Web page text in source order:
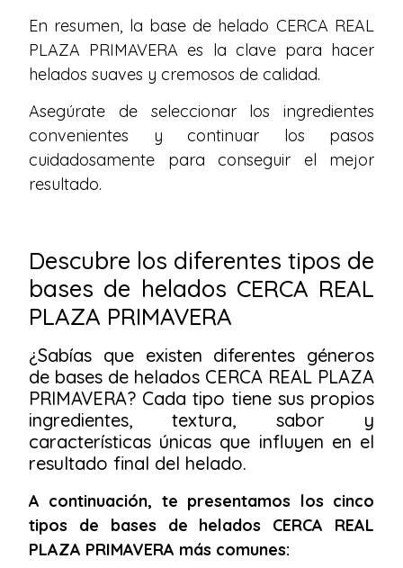
En resumen, la base de helado CERCA REAL
PLAZA PRIMAVERA es la clave para hacer
helados suaves y cremosos de calidad.
Asegúrate de seleccionar los ingredientes
convenientes y continuar los pasos
cuidadosamente para conseguir el mejor
resultado.
Descubre los diferentes tipos de
bases de helados CERCA REAL
PLAZA PRIMAVERA
¿Sabías que existen diferentes géneros
de bases de helados CERCA REAL PLAZA
PRIMAVERA? Cada tipo tiene sus propios
ingredientes, textura, sabor y
características únicas que influyen en el
resultado final del helado.
A continuación, te presentamos los cinco
tipos de bases de helados CERCA REAL
PLAZA PRIMAVERA más comunes: